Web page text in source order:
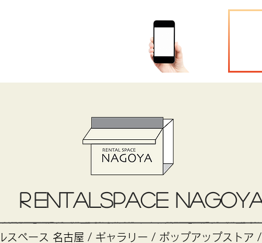
RentalSPACE
スペース 名古屋 / ギャラリー / ポップアップストア